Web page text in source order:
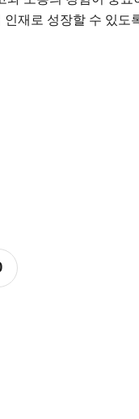
재로 성장할 수 있도